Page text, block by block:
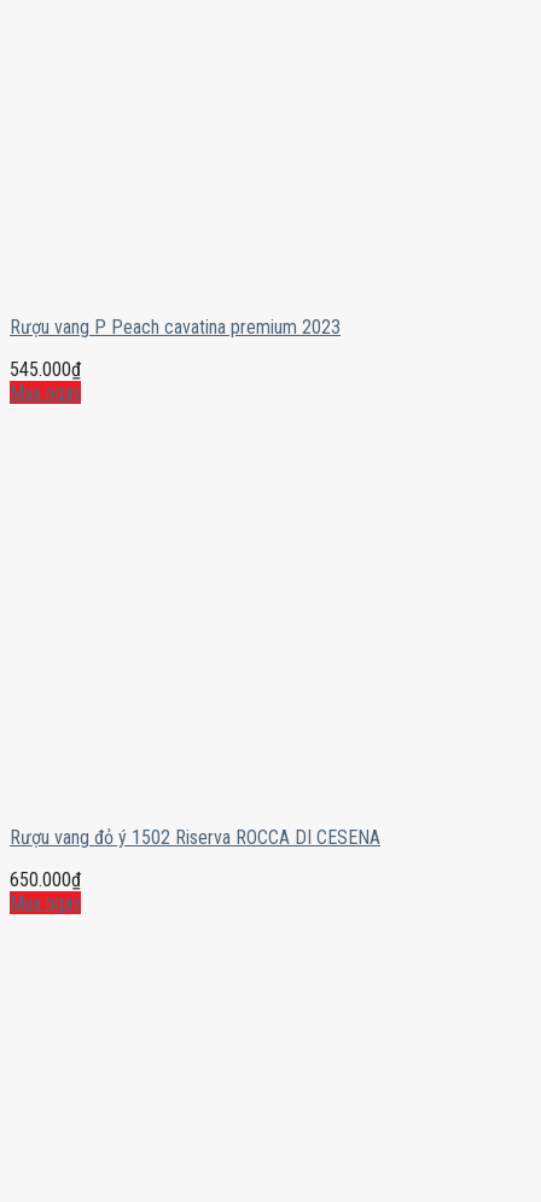
Rượu vang P Peach cavatina premium 2023
545.000₫
Mua ngay
Rượu vang đỏ ý 1502 Riserva ROCCA DI CESENA
650.000₫
Mua ngay